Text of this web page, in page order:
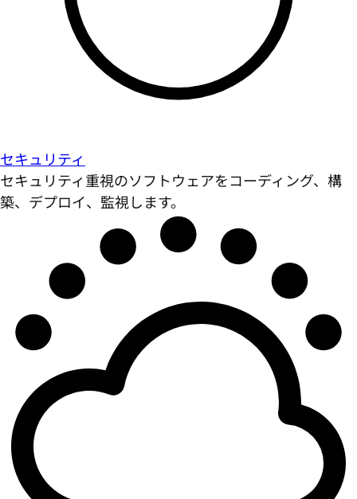
セキュリティ
セキュリティ重視のソフトウェアをコーディング、構
築、デプロイ、監視します。